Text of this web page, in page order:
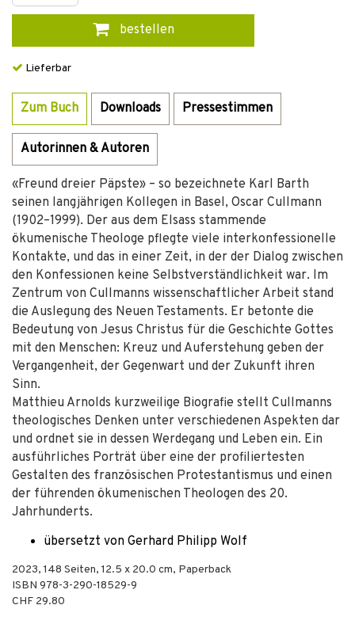
bestellen
Lieferbar
Zum Buch Downloads Pressestimmen
Autorinnen & Autoren
«Freund dreier Päpste» – so bezeichnete Karl Barth
seinen langjährigen Kollegen in Basel, Oscar Cullmann
(1902–1999). Der aus dem Elsass stammende
ökumenische Theologe pflegte viele interkonfessionelle
Kontakte, und das in einer Zeit, in der der Dialog zwischen
den Konfessionen keine Selbstverständlichkeit war. Im
Zentrum von Cullmanns wissenschaftlicher Arbeit stand
die Auslegung des Neuen Testaments. Er betonte die
Bedeutung von Jesus Christus für die Geschichte Gottes
mit den Menschen: Kreuz und Auferstehung geben der
Vergangenheit, der Gegenwart und der Zukunft ihren
Sinn.
Matthieu Arnolds kurzweilige Biografie stellt Cullmanns
theologisches Denken unter verschiedenen Aspekten dar
und ordnet sie in dessen Werdegang und Leben ein. Ein
ausführliches Porträt über eine der profiliertesten
Gestalten des französischen Protestantismus und einen
der führenden ökumenischen Theologen des 20.
Jahrhunderts.
übersetzt von Gerhard Philipp Wolf
2023, 148 Seiten, 12.5 x 20.0 cm, Paperback
ISBN 978-3-290-18529-9
CHF 29.80